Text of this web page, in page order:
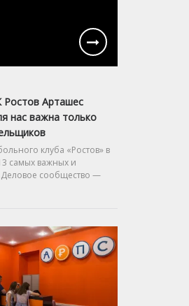
Ростов Арташес
нас важна только
клуба «Ростов» в
самых важных и
Деловое сообщество —